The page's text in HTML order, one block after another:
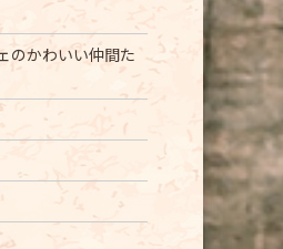
のかわいい仲間た